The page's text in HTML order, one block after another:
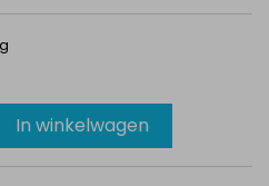
In winkelwagen